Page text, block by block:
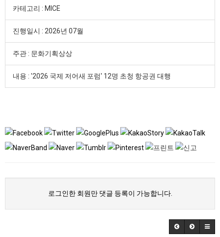
카테고리 : MICE
진행일시 : 2026년 07월
주관 : 문화기획상상
내용 : '2026 국제 저어새 포럼' 12명 초청 항공권 대행
로그인한 회원만 댓글 등록이 가능합니다.